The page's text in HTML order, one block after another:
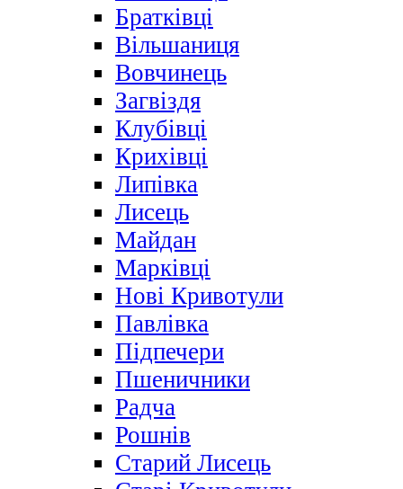
Братківці
Вільшаниця
Вовчинець
Загвіздя
Клубівці
Крихівці
Липівка
Лисець
Майдан
Марківці
Нові Кривотули
Павлівка
Підпечери
Пшеничники
Радча
Рошнів
Старий Лисець